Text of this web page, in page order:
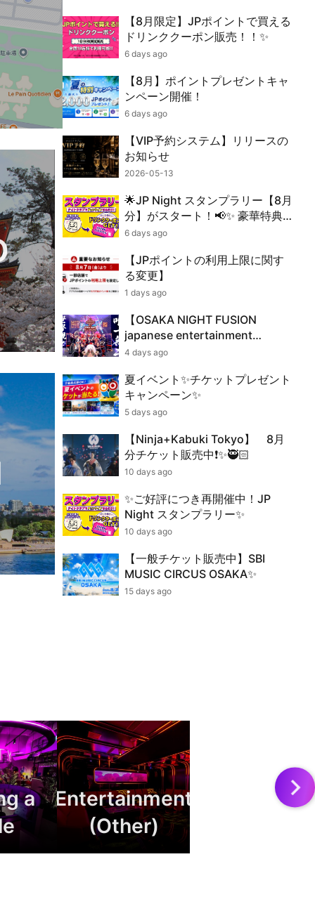
【8月限定】JPポイントで買える
ドリンククーポン販売！！✨
6 days ago
【8月】ポイントプレゼントキャ
ンペーン開催！
6 days ago
【VIP予約システム】リリースの
お知らせ
2026-05-13
🌟JP Night スタンプラリー【8月
分】がスタート！📢✨ 豪華特典を
GETしよう！🎁
6 days ago
【JPポイントの利用上限に関す
る変更】
1 days ago
【OSAKA NIGHT FUSION
japanese entertainment
show】チケット販売中✨
4 days ago
夏イベント✨チケットプレゼント
キャンペーン✨
5 days ago
【Ninja+Kabuki Tokyo】 8月
分チケット販売中❗️✨🥷🏻
10 days ago
✨ご好評につき再開催中！JP
Night スタンプラリー✨
10 days ago
【一般チケット販売中】SBI
MUSIC CIRCUS OSAKA✨
15 days ago
a
Entertainment
(Other)